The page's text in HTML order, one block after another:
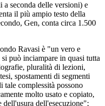
seconda delle versioni) e
il più ampio testo della
Gen, conta circa 1.500
Ravasi è "un vero e
può inciampare in quasi tutta
pluralità di lezioni,
spostamenti di segmenti
complessità possono
molto usato e copiato,
dell'usura dell'esecuzione";